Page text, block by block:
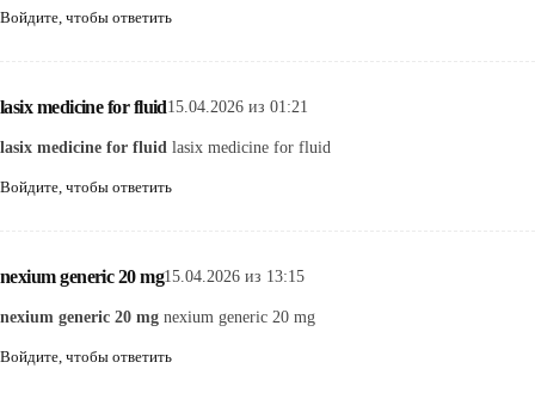
Войдите, чтобы ответить
lasix medicine for fluid15.04.2026 из 01:21
lasix medicine for fluid lasix medicine for fluid
Войдите, чтобы ответить
nexium generic 20 mg15.04.2026 из 13:15
nexium generic 20 mg nexium generic 20 mg
Войдите, чтобы ответить